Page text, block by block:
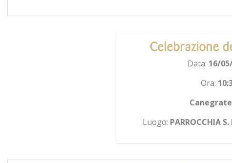
Celebrazione
Data: 16/
Ora:
Canegrate
Luogo: PARROCCHIA